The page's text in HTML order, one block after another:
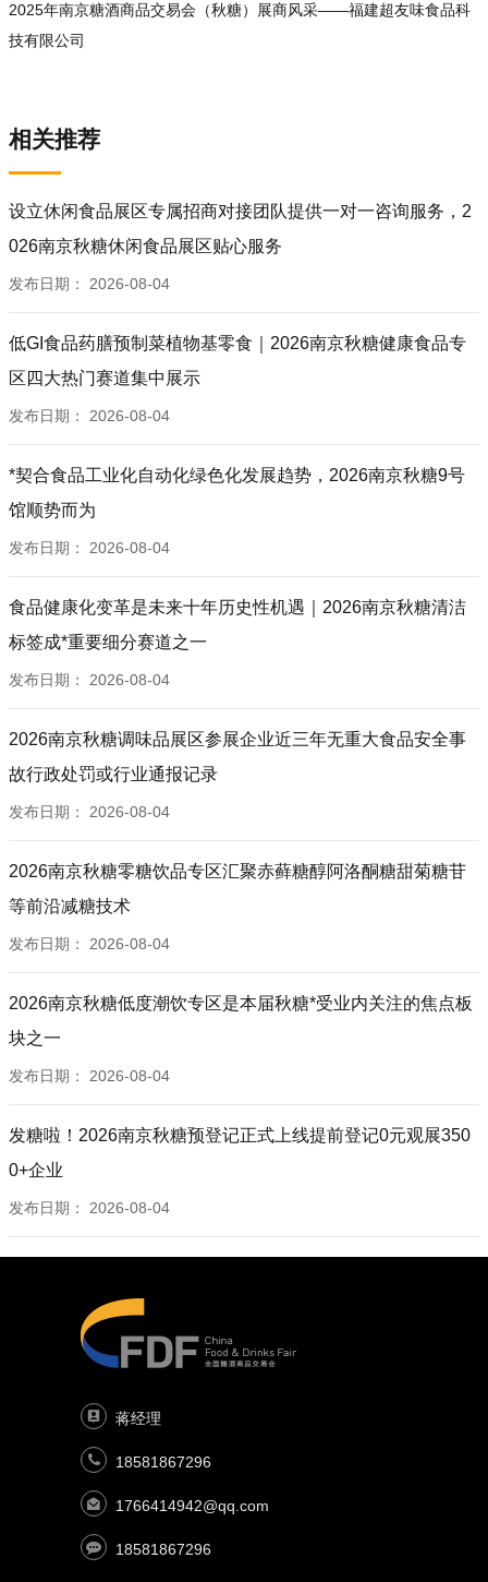
2025年南京糖酒商品交易会（秋糖）展商风采——福建超友味食品科
技有限公司
相关推荐
设立休闲食品展区专属招商对接团队提供一对一咨询服务，2
026南京秋糖休闲食品展区贴心服务
发布日期： 2026-08-04
低GI食品药膳预制菜植物基零食｜2026南京秋糖健康食品专
区四大热门赛道集中展示
发布日期： 2026-08-04
*契合食品工业化自动化绿色化发展趋势，2026南京秋糖9号
馆顺势而为
发布日期： 2026-08-04
食品健康化变革是未来十年历史性机遇｜2026南京秋糖清洁
标签成*重要细分赛道之一
发布日期： 2026-08-04
2026南京秋糖调味品展区参展企业近三年无重大食品安全事
故行政处罚或行业通报记录
发布日期： 2026-08-04
2026南京秋糖零糖饮品专区汇聚赤藓糖醇阿洛酮糖甜菊糖苷
等前沿减糖技术
发布日期： 2026-08-04
2026南京秋糖低度潮饮专区是本届秋糖*受业内关注的焦点板
块之一
发布日期： 2026-08-04
发糖啦！2026南京秋糖预登记正式上线提前登记0元观展350
0+企业
发布日期： 2026-08-04
蒋经理
18581867296
1766414942@qq.com
18581867296